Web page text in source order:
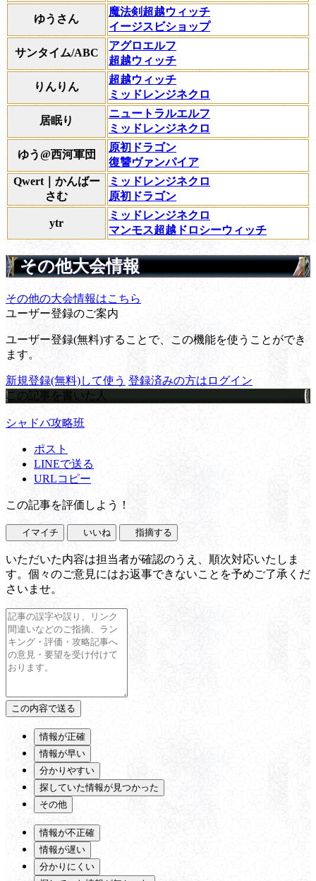
ゆうさん
魔法剣超越ウィッチ
イージスビショップ
サンタイム/ABC
アグロエルフ
超越ウィッチ
りんりん
超越ウィッチ
ミッドレンジネクロ
居眠り
ニュートラルエルフ
ミッドレンジネクロ
ゆう@西河軍団
原初ドラゴン
復讐ヴァンパイア
Qwert｜かんばー
さむ
ミッドレンジネクロ
原初ドラゴン
ytr
ミッドレンジネクロ
マンモス超越ドロシーウィッチ
その他大会情報
その他の大会情報はこちら
ユーザー登録のご案内
ユーザー登録(無料)することで、この機能を使うことができ
ます。
新規登録(無料)して使う 登録済みの方はログイン
この記事を書いた人
シャドバ攻略班
ポスト
LINEで送る
URLコピー
この記事を評価しよう！
イマイチ いいね 指摘する
いただいた内容は担当者が確認のうえ、順次対応いたしま
す。個々のご意見にはお返事できないことを予めご了承くだ
さいませ。
情報が正確
情報が早い
分かりやすい
探していた情報が見つかった
その他
情報が不正確
情報が遅い
分かりにくい